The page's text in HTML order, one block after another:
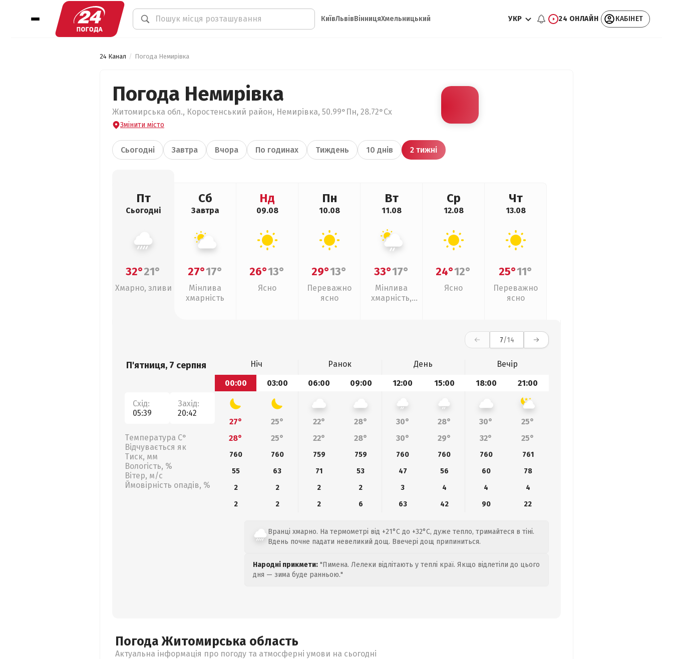
КиївЛьвівВінницяХмельницький УКР 24 ОНЛАЙН КАБІНЕТ
24 Канал Погода Немирівка
Погода Немирівка
Житомирська обл., Коростенський район, Немирівка, 50.99°Пн, 28.72°Сх
Змінити місто
Сьогодні Завтра Вчора По годинах Тиждень 10 днів 2 тижні
Пт
Сьогодні
32°21°
Хмарно, зливи
Сб
Завтра
27°17°
Мінлива
хмарність
Нд
09.08
26°13°
Ясно
Пн
10.08
29°13°
Переважно
ясно
Вт
11.08
33°17°
Мінлива
хмарність,
Ср
12.08
24°12°
Ясно
Чт
13.08
25°11°
Переважно
ясно
7/14
П'ятниця, 7 серпня
Схід:
05:39
Захід:
20:42
Температура С°
Відчувається як
Тиск, мм
Вологість, %
Вітер, м/с
Ймовірність опадів, %
Ніч Ранок День
Вечір
00:00
03:00 06:00 09:00 12:00 15:00 18:00 21:00
27° 25° 22° 28° 30° 28° 30°
25°
28°
25° 22° 28° 30° 29° 32° 25°
760 760 759 759 760 760 760
761
55
63 71 53 47 56 60
78
2
2 2 2 3 4 4
4
2
2 2 6 63 42 90 22
Вранці хмарно. На термометрі від +21°C до +32°C, дуже тепло, тримайтеся в тіні.
Вдень почне падати невеликий дощ. Ввечері дощ припиниться.
Народні прикмети: "Пимена. Лелеки відлітають у теплі краї. Якщо відлетіли до цього
дня — зима буде ранньою."
Погода Житомирська область
Актуальна інформація про погоду та атмосферні умови на сьогодні